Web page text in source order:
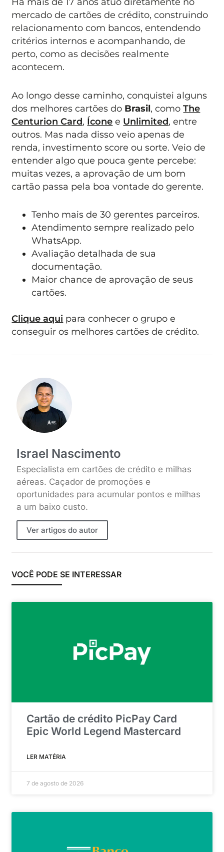
mercado de cartões de crédito, construindo
relacionamento com bancos, entendendo
critérios internos e acompanhando, de
perto, como as decisões realmente
acontecem.
Ao longo desse caminho, conquistei alguns
dos melhores cartões do Brasil, comoThe
Centurion Card, Ícone e Unlimited, entre
outros. Mas nada disso veio apenas de
renda, investimento score ou sorte. Veio de
entender algo que pouca gente percebe:
muitas vezes, a aprovação de um bom
cartão passa pela boa vontade do gerente.
Tenho mais de 30 gerentes parceiros.
Atendimento sempre realizado pelo
WhatsApp.
Avaliação detalhada de sua
documentação.
Maior chance de aprovação de seus
cartões.
Clique aqui para conhecer o grupo e
conseguir os melhores cartões de crédito.
Israel Nascimento
Especialista em cartões de crédito e milhas
aéreas. Caçador de promoções e
oportunidades para acumular pontos e milhas
a um baixo custo.
Ver artigos do autor
VOCÊ PODE SE INTERESSAR
Cartão de crédito PicPay Card
Epic World Legend Mastercard
LER MATÉRIA
7 de agosto de 2026